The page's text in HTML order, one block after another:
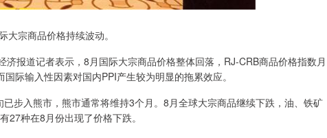
宗商品价格持续波动。
报道记者表示，8月国际大宗商品价格整体回落，RJ-CRB商品价格指数月
际输入性因素对国内PPI产生较为明显的拖累效应。
入熊市，熊市通常将维持3个月。8月全球大宗商品继续下跌，油、铁矿
27种在8月份出现了价格下跌。